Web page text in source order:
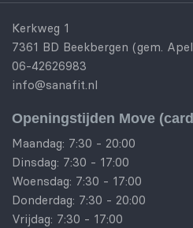
Kerkweg 1
7361 BD Beekbergen (gem.
06-42626983
info@sanafit.nl
Openingstijden Move
Maandag: 7:30 - 20:00
Dinsdag: 7:30 - 17:00
Woensdag: 7:30 - 17:00
Donderdag: 7:30 - 20:00
Vrijdag: 7:30 - 17:00